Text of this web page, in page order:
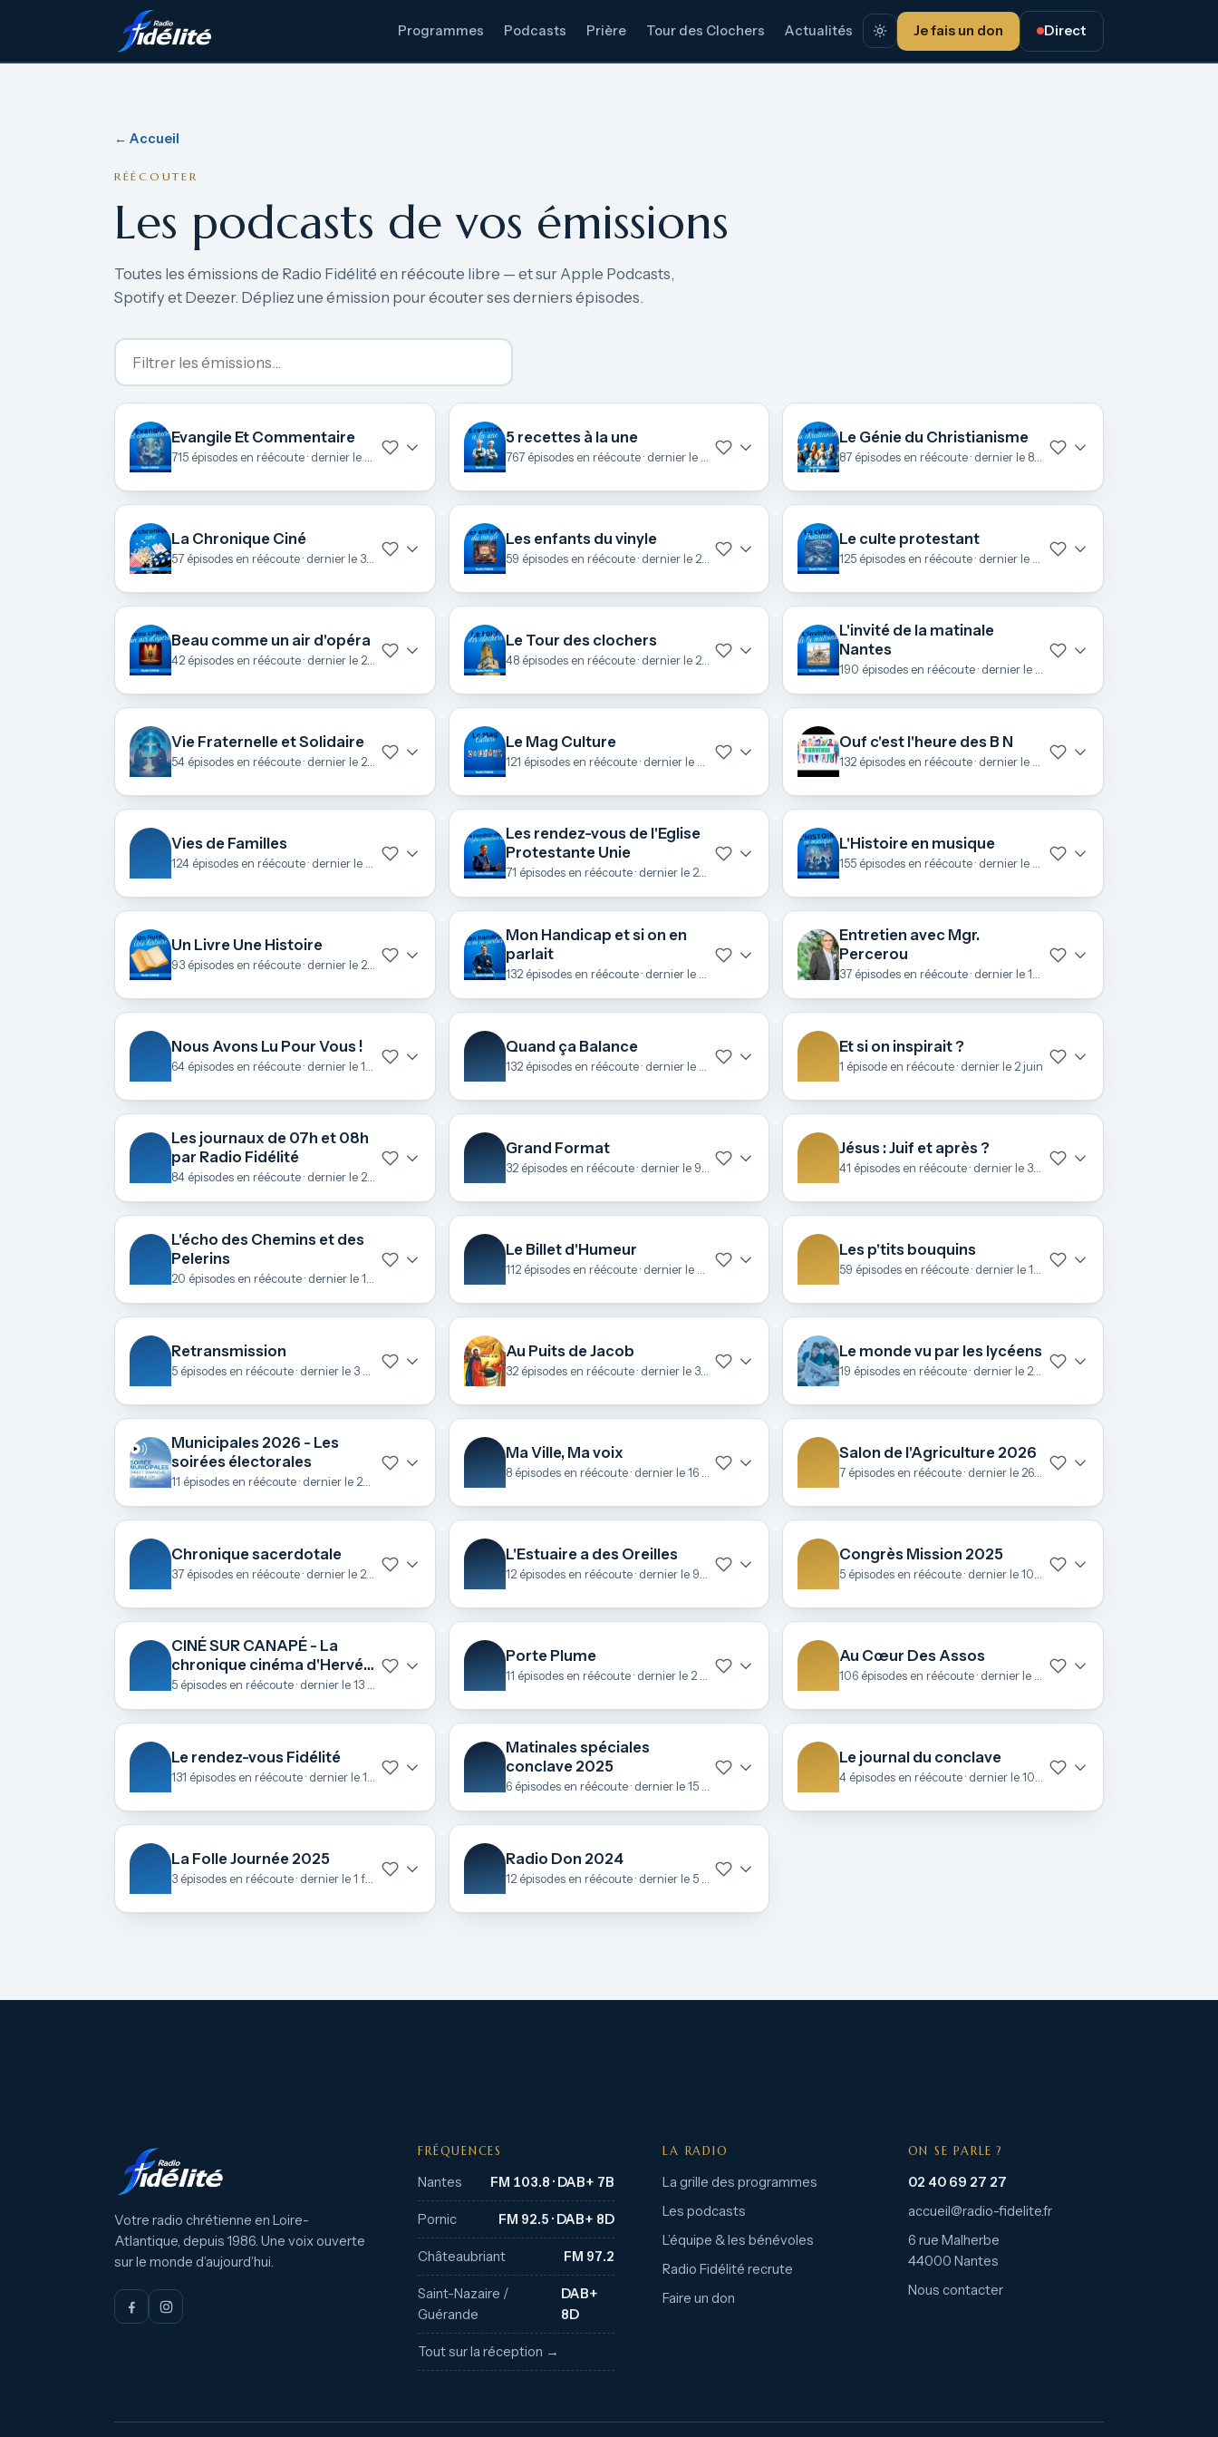
Programmes Podcasts Prière Tour des Clochers Actualités Je fais un don Direct
← Accueil
RÉÉCOUTER
Les podcasts de vos émissions
Toutes les émissions de Radio Fidélité en réécoute libre — et sur Apple Podcasts,
Spotify et Deezer. Dépliez une émission pour écouter ses derniers épisodes.
Evangile Et Commentaire 5 recettes à la une Le Génie du Christianisme
La Chronique Ciné Les enfants du vinyle
59 épisodes en réécoute · dernier le 28 juin
Le culte protestant
Beau comme un air d'opéra Le Tour des clochers
48 épisodes en réécoute · dernier le 26 juin
L'invité de la matinale
Nantes
190 épisodes en réécoute · dernier le 25 juin
Vie Fraternelle et Solidaire Le Mag Culture Ouf c'est l'heure des B N
Vies de Familles
Les rendez-vous de l'Eglise
Protestante Unie
71 épisodes en réécoute · dernier le 22 juin
L'Histoire en musique
Un Livre Une Histoire
Mon Handicap et si on en
parlait
132 épisodes en réécoute · dernier le 22 juin
Entretien avec Mgr.
Percerou
37 épisodes en réécoute · dernier le 19 juin
Nous Avons Lu Pour Vous ! Quand ça Balance Et si on inspirait ?
1 épisode en réécoute · dernier le 2 juin
Les journaux de 07h et 08h
par Radio Fidélité
84 épisodes en réécoute · dernier le 21 mai
Grand Format Jésus : Juif et après ?
L'écho des Chemins et des
Pelerins
20 épisodes en réécoute · dernier le 1 mai
Le Billet d'Humeur Les p'tits bouquins
Retransmission Au Puits de Jacob
32 épisodes en réécoute · dernier le 31 mars
Le monde vu par les lycéens
Municipales 2026 - Les
soirées électorales
11 épisodes en réécoute · dernier le 23 mars
Ma Ville, Ma voix Salon de l'Agriculture 2026
Chronique sacerdotale L'Estuaire a des Oreilles Congrès Mission 2025
CINÉ SUR CANAPÉ - La
chronique cinéma d'Hervé
Le Roch
5 épisodes en réécoute · dernier le 13 octobre
Porte Plume Au Cœur Des Assos
Le rendez-vous Fidélité
Matinales spéciales
conclave 2025
6 épisodes en réécoute · dernier le 15 mai
Le journal du conclave
La Folle Journée 2025 Radio Don 2024
Votre radio chrétienne en Loire-
Atlantique, depuis 1986. Une voix ouverte
sur le monde d’aujourd’hui.
FRÉQUENCES
Nantes FM 103.8 · DAB+ 7B
Pornic FM 92.5 · DAB+ 8D
Châteaubriant FM 97.2
Saint-Nazaire /
Guérande
DAB+
8D
Tout sur la réception →
LA RADIO
La grille des programmes
Les podcasts
L’équipe & les bénévoles
Radio Fidélité recrute
Faire un don
ON SE PARLE ?
02 40 69 27 27
accueil@radio-fidelite.fr
6 rue Malherbe
44000 Nantes
Nous contacter